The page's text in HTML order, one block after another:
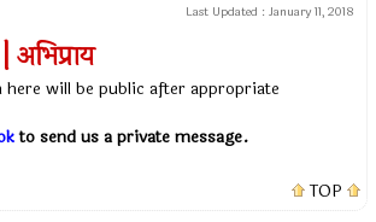
Last Updated : January 11, 2018
will be public after appropriate
to send us a private message.
TOP